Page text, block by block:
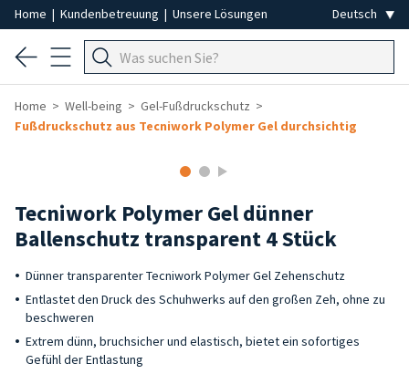
Home | Kundenbetreuung | Unsere Lösungen
Home Well-being
Gel-Fußdruckschutz
Fußdruckschutz aus Tecniwork Polymer Gel durchsichtig
Tecniwork Polymer Gel dünner
Ballenschutz transparent 4 Stück
Dünner transparenter Tecniwork Polymer Gel Zehenschutz
Entlastet den Druck des Schuhwerks auf den großen Zeh, ohne zu
beschweren
Extrem dünn, bruchsicher und elastisch, bietet ein sofortiges
Gefühl der Entlastung